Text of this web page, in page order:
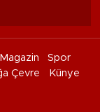
Magazin
Spor
Çevre
Künye